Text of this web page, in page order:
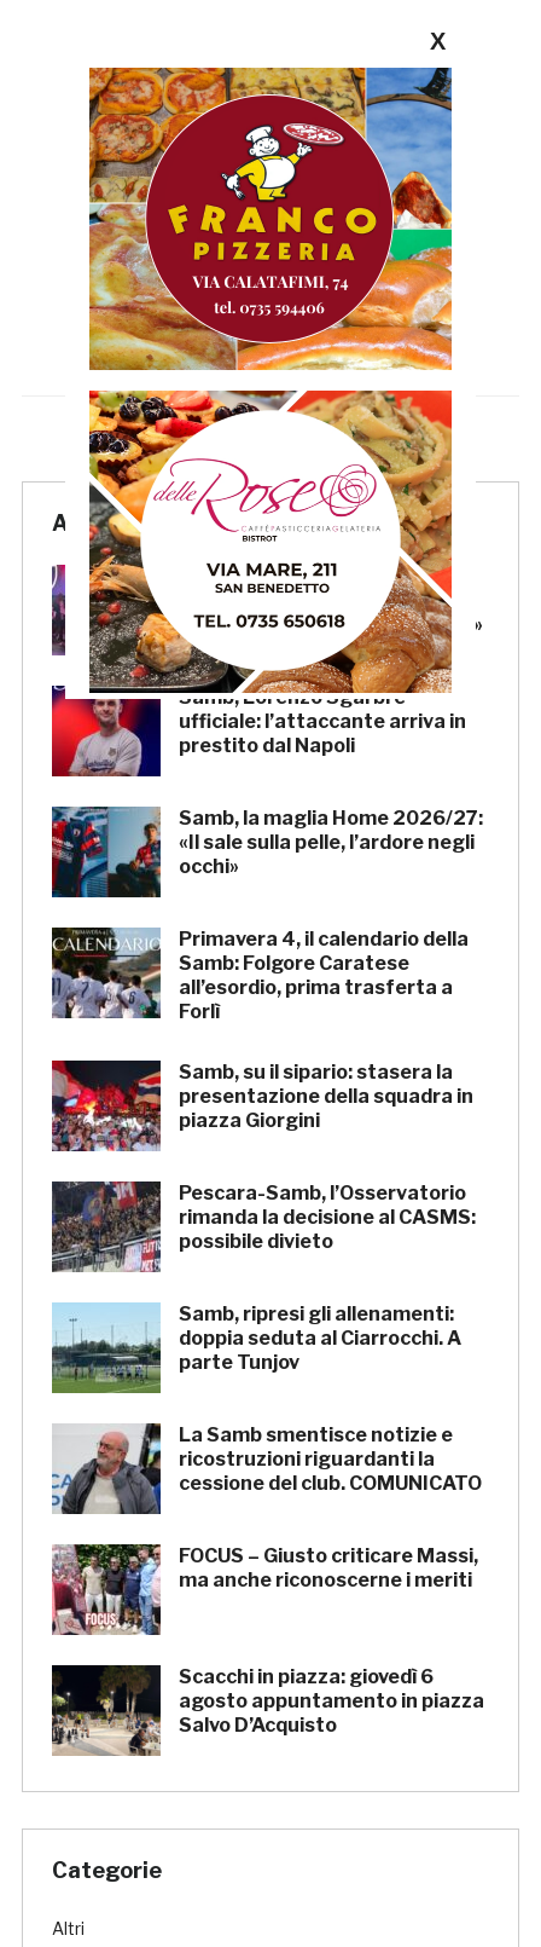
Articoli Recenti
Samb, l’intervento di Massi:
«State vicini alla squadra.
Stiamo lavorando per crescere»
Samb, Lorenzo Sgarbi è
ufficiale: l’attaccante arriva in
prestito dal Napoli
Samb, la maglia Home 2026/27:
«Il sale sulla pelle, l’ardore negli
occhi»
Primavera 4, il calendario della
Samb: Folgore Caratese
all’esordio, prima trasferta a
Forlì
Samb, su il sipario: stasera la
presentazione della squadra in
piazza Giorgini
Pescara-Samb, l’Osservatorio
rimanda la decisione al CASMS:
possibile divieto
Samb, ripresi gli allenamenti:
doppia seduta al Ciarrocchi. A
parte Tunjov
La Samb smentisce notizie e
ricostruzioni riguardanti la
cessione del club. COMUNICATO
FOCUS – Giusto criticare Massi,
ma anche riconoscerne i meriti
Scacchi in piazza: giovedì 6
agosto appuntamento in piazza
Salvo D’Acquisto
Categorie
Altri
X